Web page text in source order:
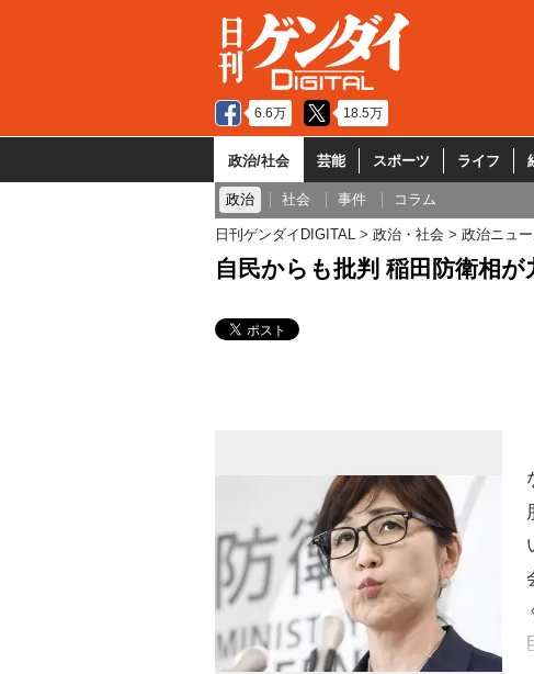
6.6万 18.5万
政治/社会 芸能 スポーツ ライフ
政治 社会 事件 コラム
日刊ゲンダイDIGITAL 政治・社会 政治ニュ
自民からも批判 稲田防衛相